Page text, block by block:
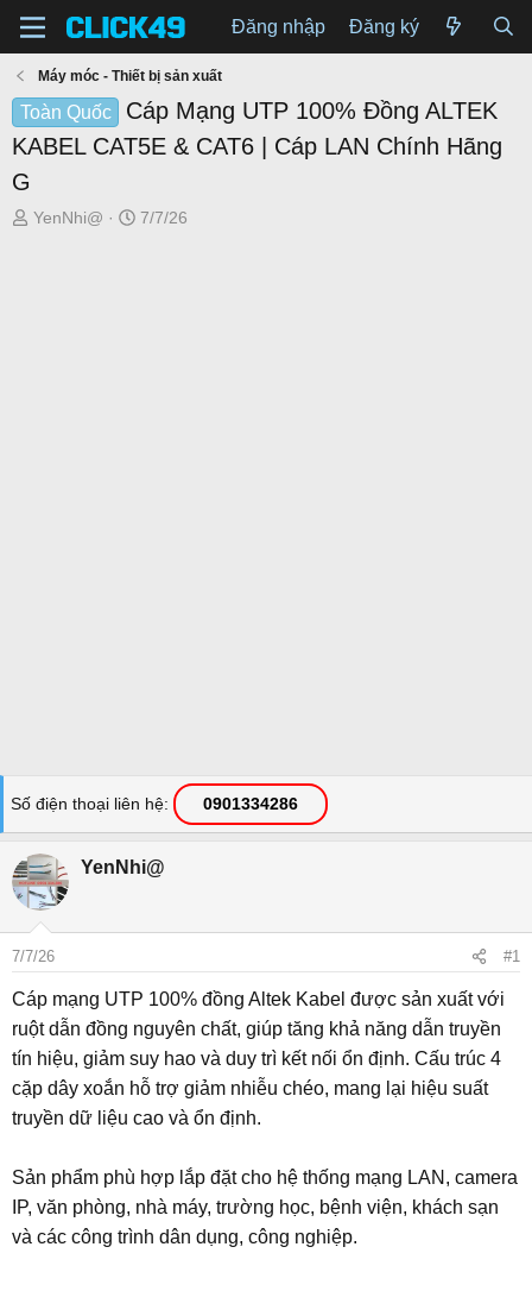
Đăng nhập Đăng ký
Máy móc - Thiết bị sản xuất
Toàn Quốc
Cáp Mạng UTP 100% Đồng ALTEK
KABEL CAT5E & CAT6 | Cáp LAN Chính Hãng
G
T
YenNhi@
N
7/7/26
Số điện thoại liên hệ 0901334286
YenNhi@
7/7/26 #1
Cáp mạng UTP 100% đồng Altek Kabel được sản xuất với
ruột dẫn đồng nguyên chất, giúp tăng khả năng dẫn truyền
tín hiệu, giảm suy hao và duy trì kết nối ổn định. Cấu trúc 4
cặp dây xoắn hỗ trợ giảm nhiễu chéo, mang lại hiệu suất
truyền dữ liệu cao và ổn định.
Sản phẩm phù hợp lắp đặt cho hệ thống mạng LAN, camera
IP, văn phòng, nhà máy, trường học, bệnh viện, khách sạn
và các công trình dân dụng, công nghiệp.